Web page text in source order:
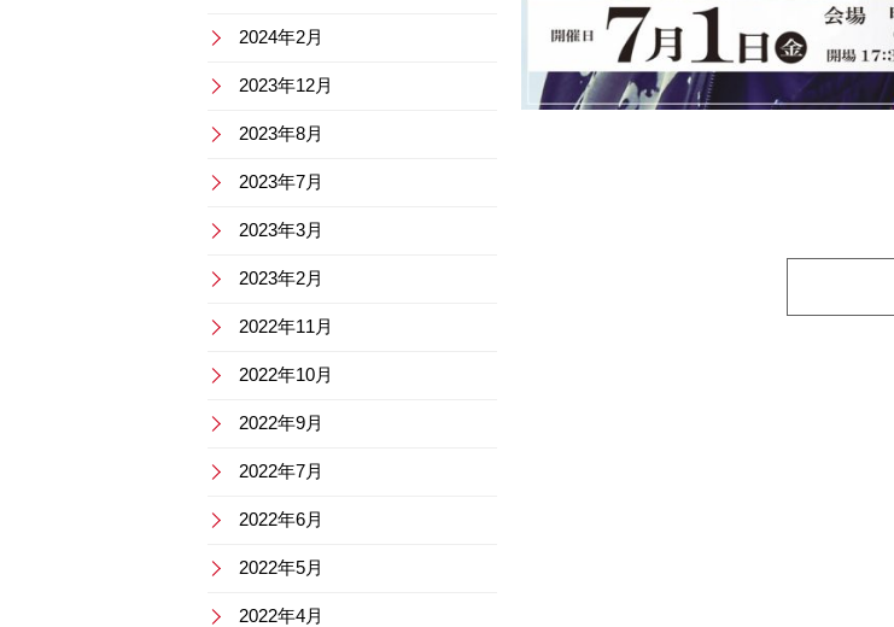
2024年2月
2023年12月
2023年8月
2023年7月
2023年3月
2023年2月
2022年11月
2022年10月
2022年9月
2022年7月
2022年6月
2022年5月
2022年4月